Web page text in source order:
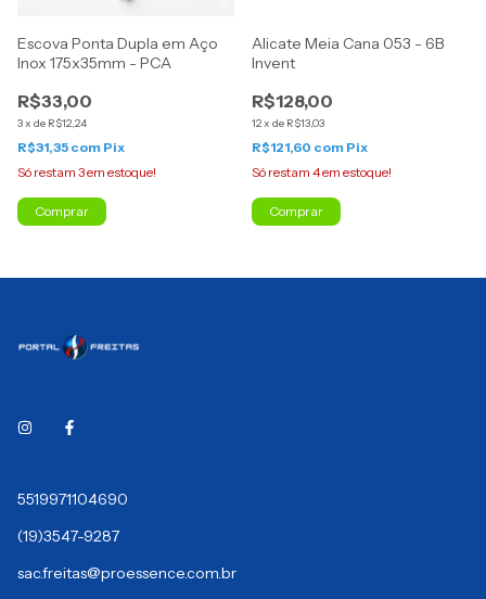
Escova Ponta Dupla em Aço
Inox 175x35mm - PCA
R$33,00
3x de R$12,24
R$31,35 com Pix
Só restam 3em estoque!
Alicate Meia Cana 053 - 6B
Invent
R$128,00
12x de R$13,03
R$121,60 com Pix
Só restam 4em estoque!
5519971104690
(19)3547-9287
sac.freitas@proessence.com.br